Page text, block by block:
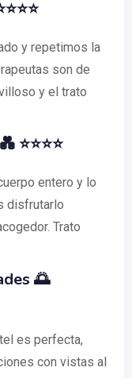
y repetimos la
son de
y el trato
entero y lo
disfrutarlo
Trato
🌅
es perfecta,
con vistas al